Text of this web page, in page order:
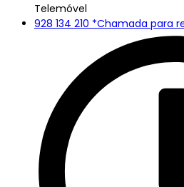
Telemóvel
928 134 210 *Chamada para